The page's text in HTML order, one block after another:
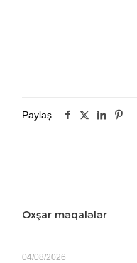
Paylaş
Oxşar məqalələr
04/08/2026